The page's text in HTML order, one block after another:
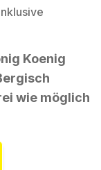
Koenig
wie möglich